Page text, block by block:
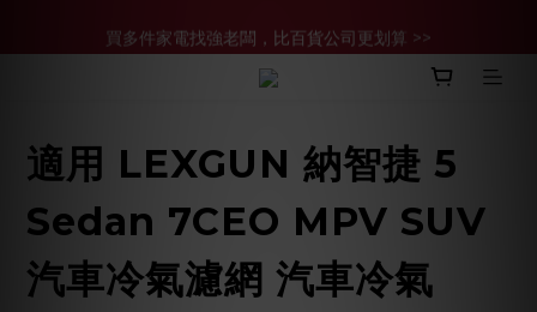
買多件家電找強老闆，比百貨公司更划算 >>
買多件家電找強老闆，比百貨公司更划算 >>
官網現金轉帳優惠 結帳輸【YHH02】再享2%優惠
適用 LEXGUN 納智捷 5
Sedan 7CEO MPV SUV
汽車冷氣濾網 汽車冷氣